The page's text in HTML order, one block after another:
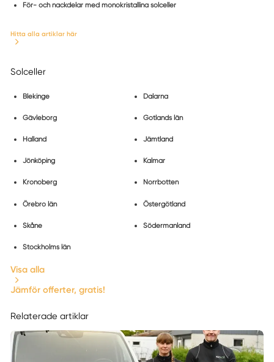
För- och nackdelar med monokristallina solceller
Hitta alla artiklar här
Solceller
Blekinge Dalarna
Gävleborg Gotlands län
Halland Jämtland
Jönköping Kalmar
Kronoberg Norrbotten
Örebro län Östergötland
Skåne Södermanland
Stockholms län
Visa alla
Jämför offerter, gratis!
Relaterade artiklar